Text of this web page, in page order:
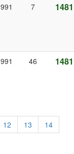
991 7 1481
991 46 1481
12 13
14